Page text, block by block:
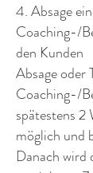
4. Absage
Coaching-/
den Kunden
Absage oder
Coaching-/
spätestens 2
möglich und
Danach